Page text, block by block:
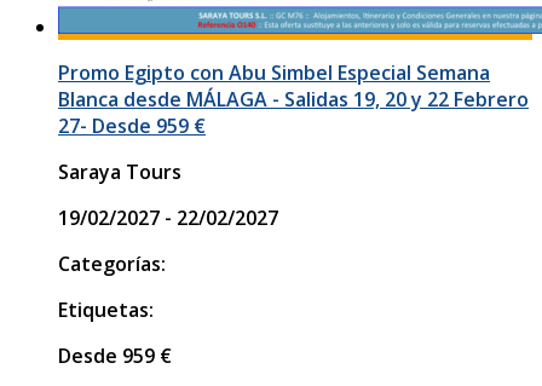
Promo Egipto con Abu Simbel Especial Semana
Blanca desde MÁLAGA - Salidas 19, 20 y 22 Febrero
27- Desde 959 €
Saraya Tours
19/02/2027 - 22/02/2027
Categorías:
Etiquetas:
Desde 959 €